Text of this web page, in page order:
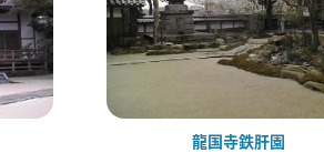
龍国寺鉄肝園